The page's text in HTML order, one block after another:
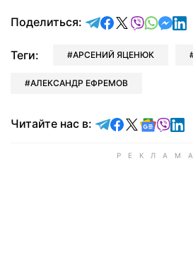
Поделиться: отправить в
поделиться в
поделиться
Теги: АРСЕНИЙ ЯЦЕНЮК
АЛЕКСАНДР ЕФРЕМОВ
Читайте нас в: Читайте в
Читайте в
Читайте в